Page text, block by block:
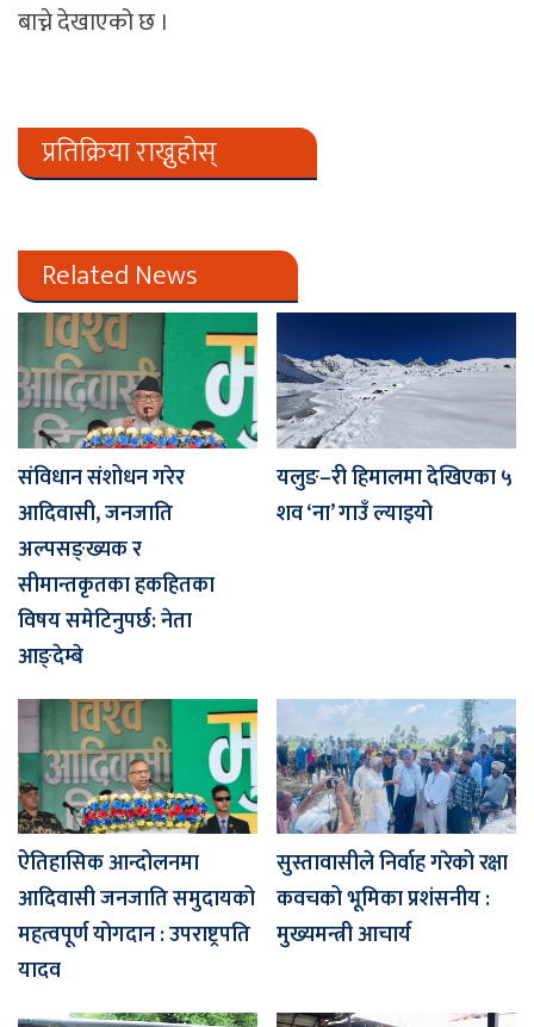
बाच्ने देखाएको छ ।
प्रतिक्रिया राख्नुहोस्
Related News
संविधान संशोधन गरेर
आदिवासी, जनजाति
अल्पसङ्ख्यक र
सीमान्तकृतका हकहितका
विषय समेटिनुपर्छ: नेता
आङ्देम्बे
यलुङ–री हिमालमा देखिएका ५
शव ‘ना’ गाउँ ल्याइयो
ऐतिहासिक आन्दोलनमा
आदिवासी जनजाति समुदायको
महत्वपूर्ण योगदान : उपराष्ट्रपति
यादव
सुस्तावासीले निर्वाह गरेको रक्षा
कवचको भूमिका प्रशंसनीय :
मुख्यमन्त्री आचार्य